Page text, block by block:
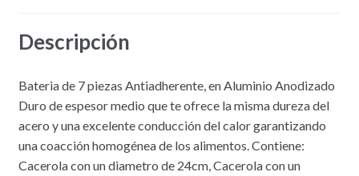
Descripción
Bateria de 7 piezas Antiadherente, en Aluminio Anodizado
Duro de espesor medio que te ofrece la misma dureza del
acero y una excelente conducción del calor garantizando
una coacción homogénea de los alimentos. Contiene:
Cacerola con un diametro de 24cm, Cacerola con un